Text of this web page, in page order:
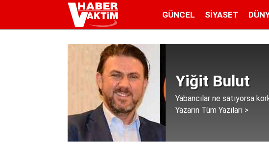
GÜNCEL SIYASET
Yiğit Bulut
Yabancılar ne satıyorsa
Yazarın Tüm Yazıları >